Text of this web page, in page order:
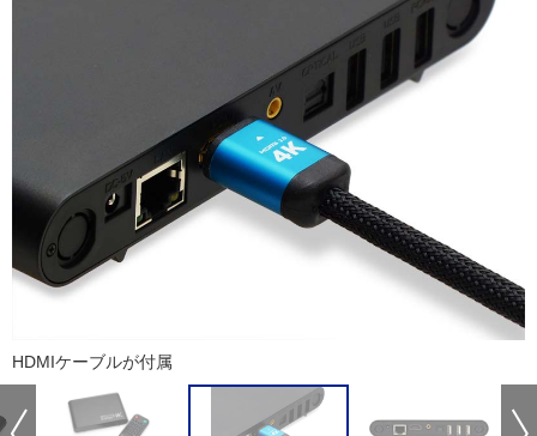
HDMIケーブルが付属